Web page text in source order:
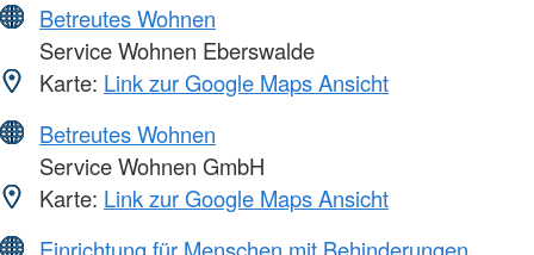
Betreutes Wohnen
Service Wohnen Eberswalde
Karte: Link zur Google Maps Ansicht
Betreutes Wohnen
Service Wohnen GmbH
Karte: Link zur Google Maps Ansicht
Einrichtung für Menschen mit Behinderungen